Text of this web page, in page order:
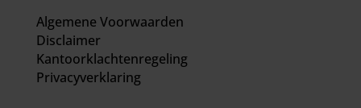
Algemene Voorwaarden
Disclaimer
Kantoorklachtenregeling
Privacyverklaring